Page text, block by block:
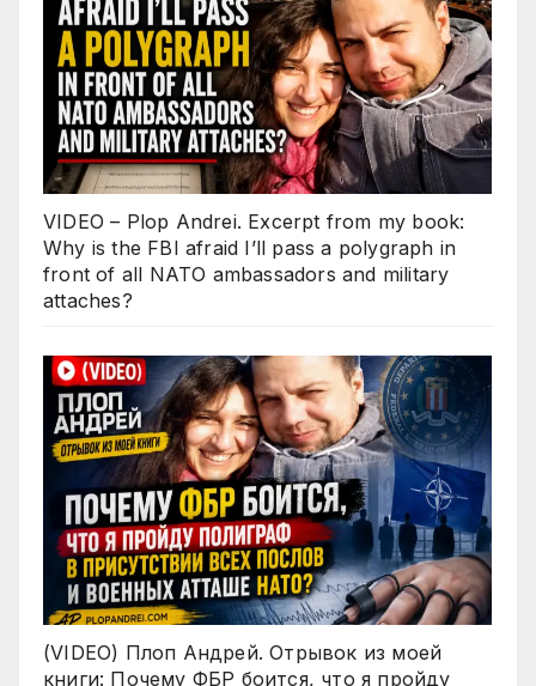
VIDEO – Plop Andrei. Excerpt from my book:
Why is the FBI afraid I’ll pass a polygraph in
front of all NATO ambassadors and military
attaches?
(VIDEO) Плоп Андрей. Отрывок из моей
книги: Почему ФБР боится, что я пройду